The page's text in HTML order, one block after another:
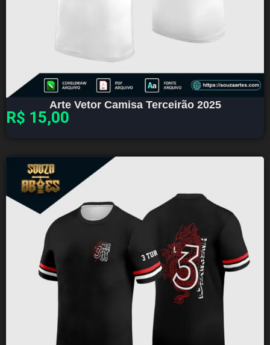
Arte Vetor Camisa Terceirão 2025
R$ 15,00